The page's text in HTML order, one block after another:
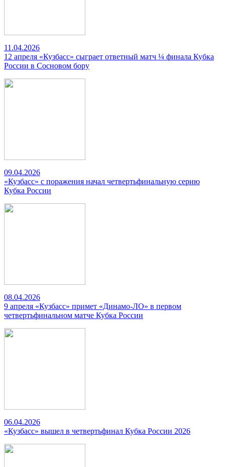
11.04.2026
12 апреля «Кузбасс» сыграет ответный матч ¼ финала Кубка
России в Сосновом бору
09.04.2026
«Кузбасс» с поражения начал четвертьфинальную серию
Кубка России
08.04.2026
9 апреля «Кузбасс» примет «Динамо-ЛО» в первом
четвертьфинальном матче Кубка России
06.04.2026
«Кузбасс» вышел в четвертьфинал Кубка России 2026